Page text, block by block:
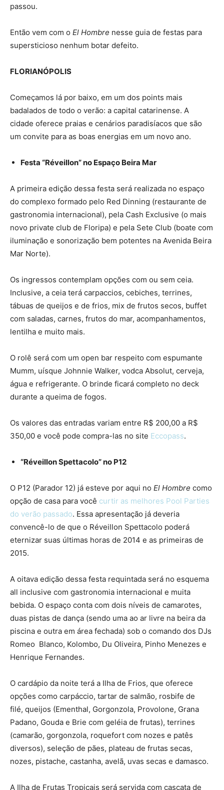
passou.
Então vem com o El Hombre nesse guia de festas para
supersticioso nenhum botar defeito.
FLORIANÓPOLIS
Começamos lá por baixo, em um dos points mais
badalados de todo o verão: a capital catarinense. A
cidade oferece praias e cenários paradisíacos que são
um convite para as boas energias em um novo ano.
Festa “Réveillon” no Espaço Beira Mar
A primeira edição dessa festa será realizada no espaço
do complexo formado pelo Red Dinning (restaurante de
gastronomia internacional), pela Cash Exclusive (o mais
novo private club de Floripa) e pela Sete Club (boate com
iluminação e sonorização bem potentes na Avenida Beira
Mar Norte).
Os ingressos contemplam opções com ou sem ceia.
Inclusive, a ceia terá carpaccios, cebiches, terrines,
tábuas de queijos e de frios, mix de frutos secos, buffet
com saladas, carnes, frutos do mar, acompanhamentos,
lentilha e muito mais.
O rolê será com um open bar respeito com espumante
Mumm, uísque Johnnie Walker, vodca Absolut, cerveja,
água e refrigerante. O brinde ficará completo no deck
durante a queima de fogos.
Os valores das entradas variam entre R$ 200,00 a R$
350,00 e você pode compra-las no site Eccopass.
“Réveillon Spettacolo” no P12
O P12 (Parador 12) já esteve por aqui no El Hombre como
opção de casa para você curtir as melhores Pool Parties
do verão passado. Essa apresentação já deveria
convencê-lo de que o Réveillon Spettacolo poderá
eternizar suas últimas horas de 2014 e as primeiras de
2015.
A oitava edição dessa festa requintada será no esquema
all inclusive com gastronomia internacional e muita
bebida. O espaço conta com dois níveis de camarotes,
duas pistas de dança (sendo uma ao ar livre na beira da
piscina e outra em área fechada) sob o comando dos DJs
Romeo Blanco, Kolombo, Du Oliveira, Pinho Menezes e
Henrique Fernandes.
O cardápio da noite terá a Ilha de Frios, que oferece
opções como carpáccio, tartar de salmão, rosbife de
filé, queijos (Ementhal, Gorgonzola, Provolone, Grana
Padano, Gouda e Brie com geléia de frutas), terrines
(camarão, gorgonzola, roquefort com nozes e patês
diversos), seleção de pães, plateau de frutas secas,
nozes, pistache, castanha, avelã, uvas secas e damasco.
A Ilha de Frutas Tropicais será servida com cascata de